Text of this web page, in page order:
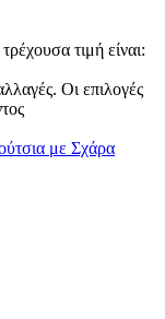
τιμή είναι:
Οι επιλογές